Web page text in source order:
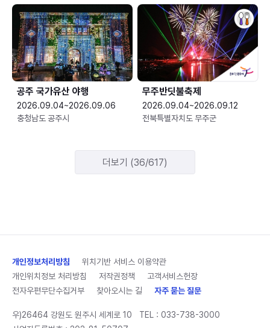
공주 국가유산 야행
2026.09.04~2026.09.06
충청남도 공주시
무주반딧불축제
2026.09.04~2026.09.12
전북특별자치도 무주군
더보기 (36/617)
개인정보처리방침
위치기반 서비스 이용약관
개인위치정보 처리방침
저작권정책
고객서비스헌장
전자우편무단수집거부
찾아오시는 길 자주 묻는 질문
우)26464 강원도 원주시 세계로 10 TEL : 033-738-3000